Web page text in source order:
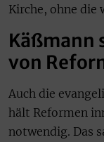
Kirche, ohne die
Käßmann
von
Auch die
hält Reformen
notwendig. Das